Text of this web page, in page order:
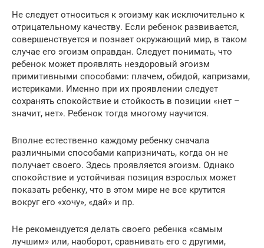
Не следует относиться к эгоизму как исключительно к
отрицательному качеству. Если ребенок развивается,
совершенствуется и познает окружающий мир, в таком
случае его эгоизм оправдан. Следует понимать, что
ребенок может проявлять нездоровый эгоизм
примитивными способами: плачем, обидой, капризами,
истериками. Именно при их проявлении следует
сохранять спокойствие и стойкость в позиции «нет –
значит, нет». Ребенок тогда многому научится.
Вполне естественно каждому ребенку сначала
различными способами капризничать, когда он не
получает своего. Здесь проявляется эгоизм. Однако
спокойствие и устойчивая позиция взрослых может
показать ребенку, что в этом мире не все крутится
вокруг его «хочу», «дай» и пр.
Не рекомендуется делать своего ребенка «самым
лучшим» или, наоборот, сравнивать его с другими,